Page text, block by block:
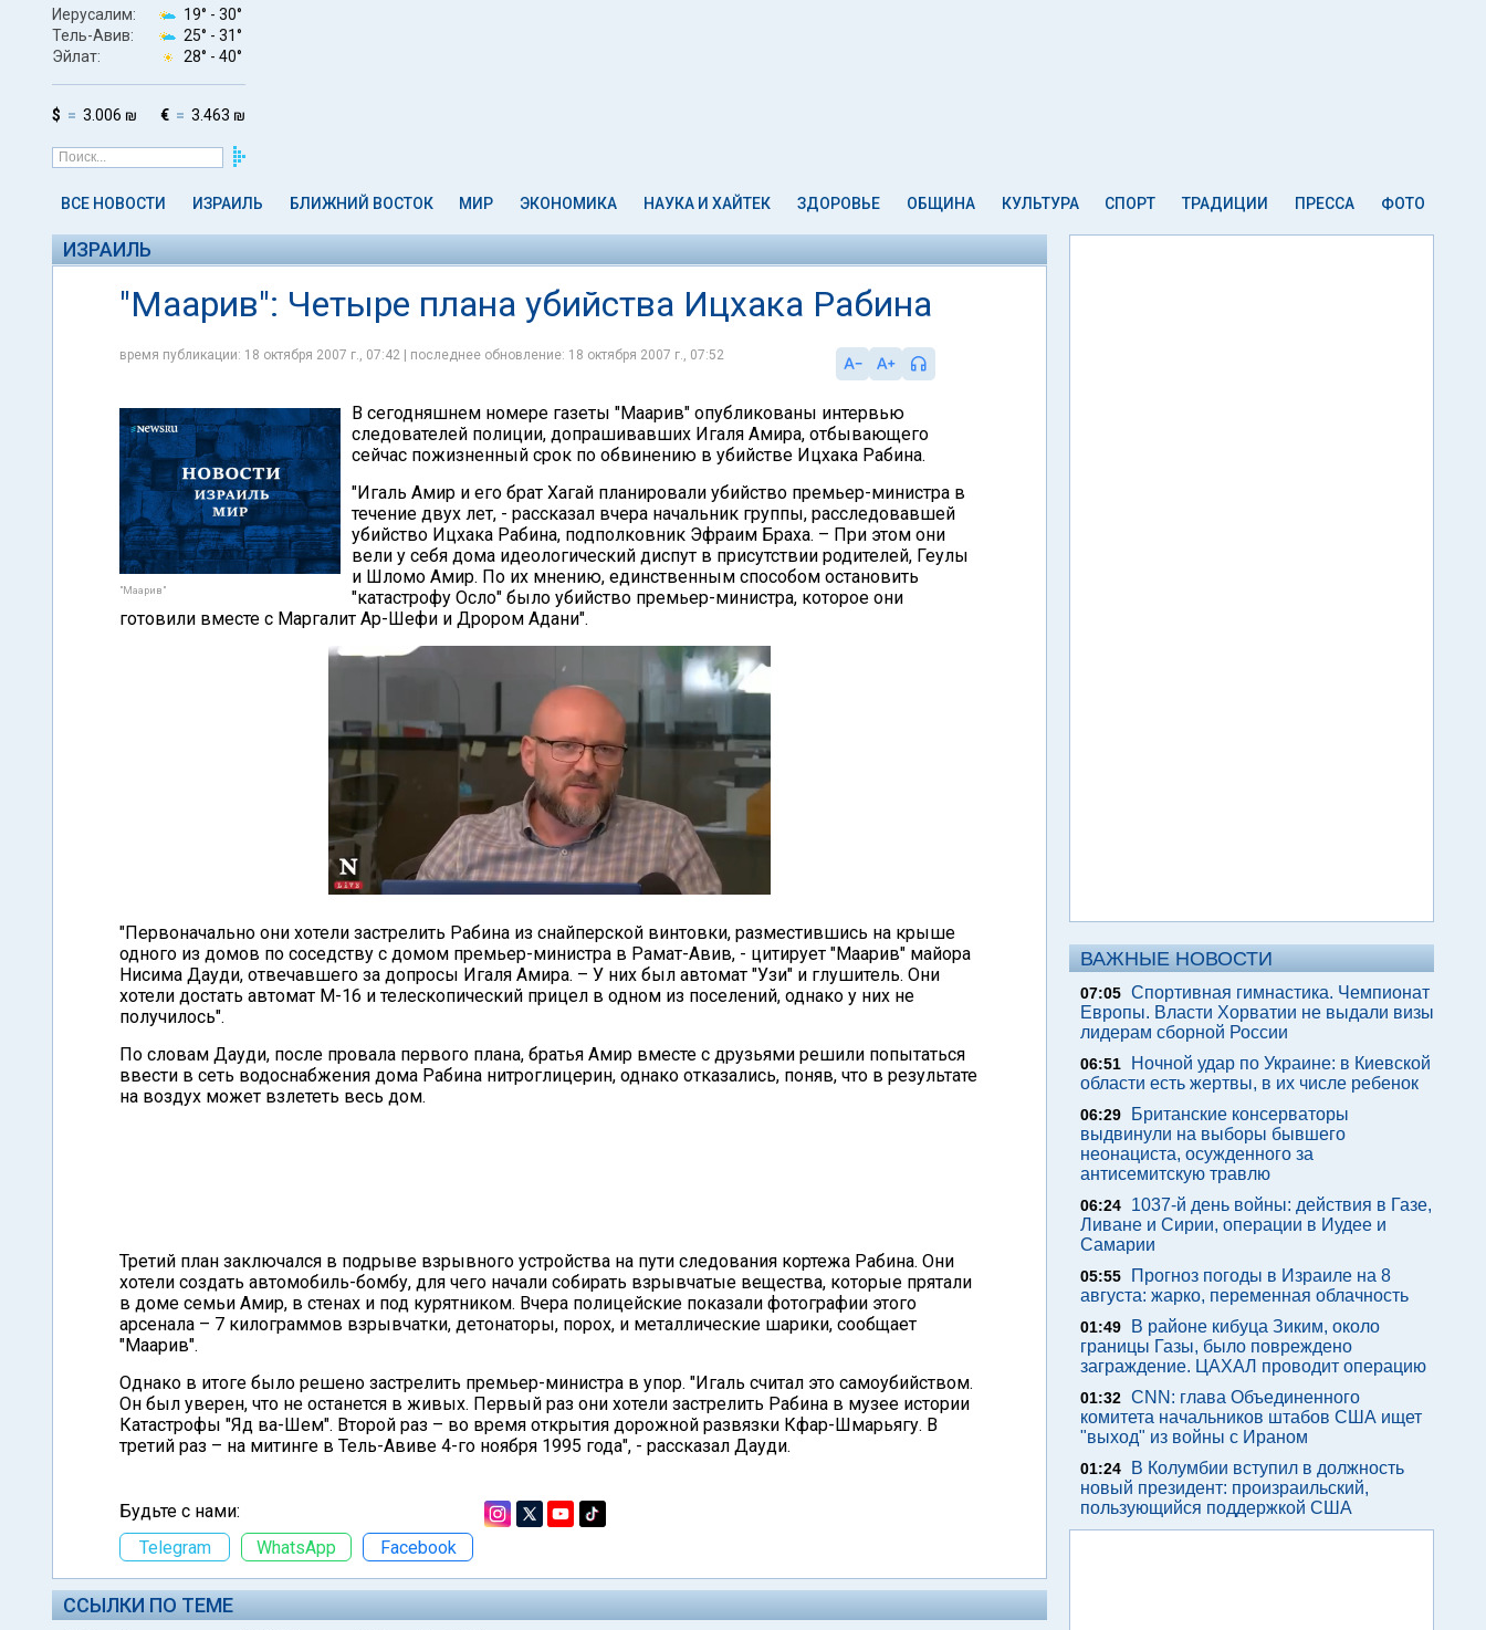
Иерусалим: 19° - 30°
Тель-Авив:
25° - 31°
Эйлат:
28° - 40°
$ 3.006 ₪ € 3.463 ₪
ВСЕ НОВОСТИ ИЗРАИЛЬ БЛИЖНИЙ ВОСТОК МИР ЭКОНОМИКА НАУКА И ХАЙТЕК ЗДОРОВЬЕ ОБЩИНА КУЛЬТУРА СПОРТ ТРАДИЦИИ ПРЕССА ФОТО
ИЗРАИЛЬ
"Маарив": Четыре плана убийства Ицхака Рабина
время публикации: 18 октября 2007 г., 07:42 | последнее обновление: 18 октября 2007 г., 07:52
"Маарив"
В сегодняшнем номере газеты "Маарив" опубликованы интервью
следователей полиции, допрашивавших Игаля Амира, отбывающего
сейчас пожизненный срок по обвинению в убийстве Ицхака Рабина.
"Игаль Амир и его брат Хагай планировали убийство премьер-министра в
течение двух лет, - рассказал вчера начальник группы, расследовавшей
убийство Ицхака Рабина, подполковник Эфраим Браха. – При этом они
вели у себя дома идеологический диспут в присутствии родителей, Геулы
и Шломо Амир. По их мнению, единственным способом остановить
"катастрофу Осло" было убийство премьер-министра, которое они
готовили вместе с Маргалит Ар-Шефи и Дрором Адани".
"Первоначально они хотели застрелить Рабина из снайперской винтовки, разместившись на крыше
одного из домов по соседству с домом премьер-министра в Рамат-Авив, - цитирует "Маарив" майора
Нисима Дауди, отвечавшего за допросы Игаля Амира. – У них был автомат "Узи" и глушитель. Они
хотели достать автомат М-16 и телескопический прицел в одном из поселений, однако у них не
получилось".
По словам Дауди, после провала первого плана, братья Амир вместе с друзьями решили попытаться
ввести в сеть водоснабжения дома Рабина нитроглицерин, однако отказались, поняв, что в результате
на воздух может взлететь весь дом.
Третий план заключался в подрыве взрывного устройства на пути следования кортежа Рабина. Они
хотели создать автомобиль-бомбу, для чего начали собирать взрывчатые вещества, которые прятали
в доме семьи Амир, в стенах и под курятником. Вчера полицейские показали фотографии этого
арсенала – 7 килограммов взрывчатки, детонаторы, порох, и металлические шарики, сообщает
"Маарив".
Однако в итоге было решено застрелить премьер-министра в упор. "Игаль считал это самоубийством.
Он был уверен, что не останется в живых. Первый раз они хотели застрелить Рабина в музее истории
Катастрофы "Яд ва-Шем". Второй раз – во время открытия дорожной развязки Кфар-Шмарьягу. В
третий раз – на митинге в Тель-Авиве 4-го ноября 1995 года", - рассказал Дауди.
Будьте с нами:
Telegram
WhatsApp Facebook
ССЫЛКИ ПО ТЕМЕ
ВАЖНЫЕ НОВОСТИ
07:05 Спортивная гимнастика. Чемпионат
Европы. Власти Хорватии не выдали визы
лидерам сборной России
06:51
Ночной удар по Украине: в Киевской
области есть жертвы, в их числе ребенок
06:29
Британские консерваторы
выдвинули на выборы бывшего
неонациста, осужденного за
антисемитскую травлю
06:24
1037-й день войны: действия в Газе,
Ливане и Сирии, операции в Иудее и
Самарии
05:55
Прогноз погоды в Израиле на 8
августа: жарко, переменная облачность
01:49
В районе кибуца Зиким, около
границы Газы, было повреждено
заграждение. ЦАХАЛ проводит операцию
01:32 CNN: глава Объединенного
комитета начальников штабов США ищет
"выход" из войны с Ираном
01:24
В Колумбии вступил в должность
новый президент: произраильский,
пользующийся поддержкой США